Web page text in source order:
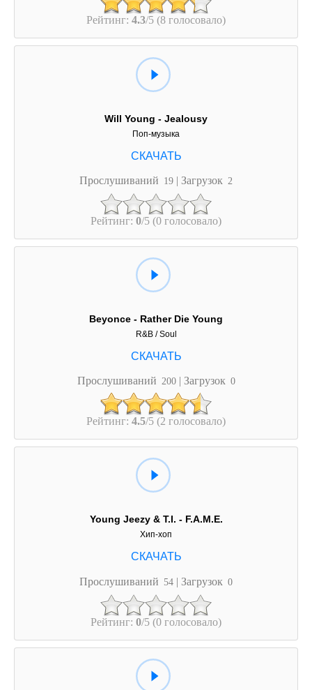
Рейтинг: 4.3/5 (8 голосовало)
Will Young - Jealousy
Поп-музыка
Прослушиваний 19 | Загрузок 2
Рейтинг: 0/5 (0 голосовало)
Beyonce - Rather Die Young
R&B / Soul
Прослушиваний 200 | Загрузок 0
Рейтинг: 4.5/5 (2 голосовало)
Young Jeezy & T.I. - F.A.M.E.
Хип-хоп
Прослушиваний 54 | Загрузок 0
Рейтинг: 0/5 (0 голосовало)